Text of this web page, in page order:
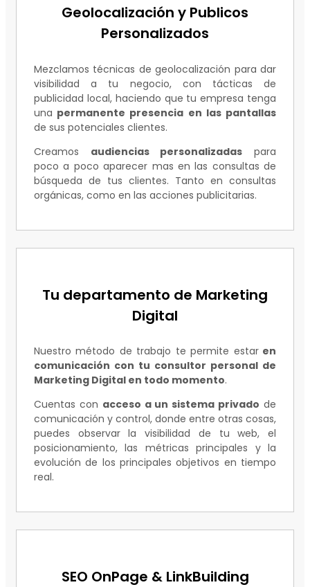
Geolocalización y Publicos
Personalizados
Mezclamos técnicas de geolocalización para dar
visibilidad a tu negocio, con tácticas de
publicidad local, haciendo que tu empresa tenga
una permanente presencia en las pantallas
de sus potenciales clientes.
Creamos audiencias personalizadas para
poco a poco aparecer mas en las consultas de
búsqueda de tus clientes. Tanto en consultas
orgánicas, como en las acciones publicitarias.
Tu departamento de Marketing
Digital
Nuestro método de trabajo te permite estaren
comunicación con tu consultor personal de
Marketing Digital en todo momento.
Cuentas con acceso a un sistema privado de
comunicación y control, donde entre otras cosas,
puedes observar la visibilidad de tu web, el
posicionamiento, las métricas principales y la
evolución de los principales objetivos en tiempo
real.
SEO OnPage & LinkBuilding